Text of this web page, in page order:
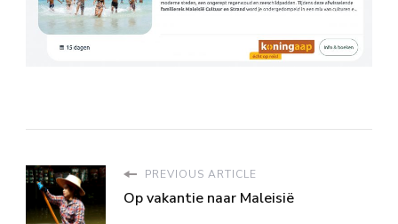
PREVIOUS ARTICLE
Op vakantie naar Maleisië